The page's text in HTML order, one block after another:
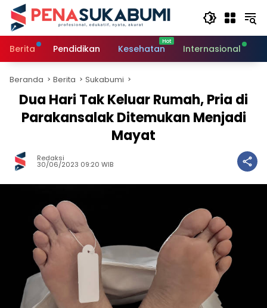
Langsung
konten
Berita
Pendidikan Kesehatan Internasional
Beranda Berita Sukabumi
Dua Hari Tak Keluar Rumah, Pria di
Parakansalak Ditemukan Menjadi
Mayat
Redaksi
30/06/2023 09:20 WIB